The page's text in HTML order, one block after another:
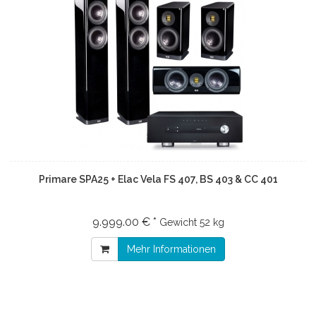
Primare SPA25 + Elac Vela FS 407, BS 403 & CC 401
9.999.00 € * Gewicht 52 kg
Mehr Informationen